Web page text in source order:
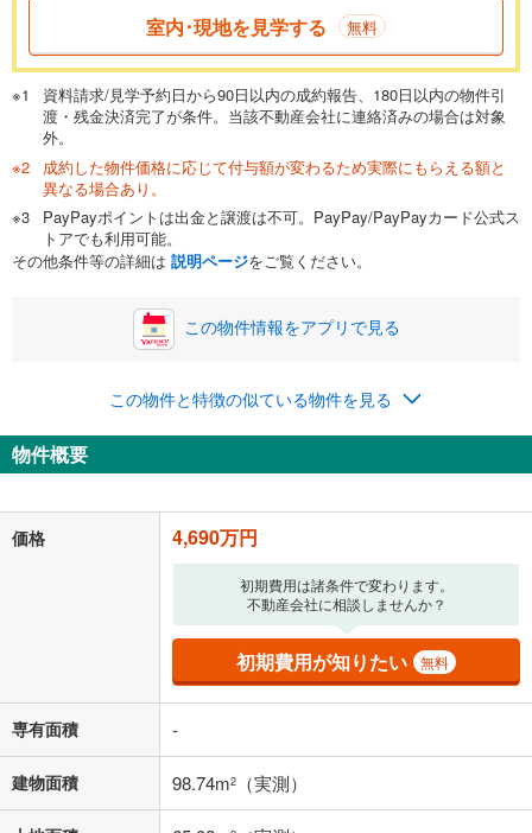
一般的には最長35年まで借り入れ可能です。多くの金融機関
が完済時の年齢は80歳までを条件としています。
閉じる
頭金 万円
0万円 4,690万円
自己資金から住宅購入にかけられる金額を入力してくださ
い。一般的には物件価格の2割までが目安です。
閉じる
ボーナス
万円
0円
ナス時の増額分（1回分）を入力してください。
ボーナス払いの限度額は金融機関によって異なります。
閉じる
月々の返済額
上、ご自身での入力をお願いいたします。初期設定で自動入力されてい
る値は、実際の金融機関等における貸出金利とは何ら関係がなく、実際
の金融機関等における貸出金利を何ら保証するものではありません。返
済方法「元利均等返済」にて算出しております。入力された金利を35年
適用した場合の計算結果を表示しています。
その他月額費用や、初期費用がかかります。ご注意ください。実際にお
借り入れの際は各金融機関等に、必ずご自身でご確認をお願いいたしま
す。
条件によってお借り入れができないことがあります。
不動産会社に購入相談をする
室内･現地を見学する 無料
資料請求/見学予約日から90日以内の成約報告、180日以内の物件引
渡・残金決済完了が条件。当該不動産会社に連絡済みの場合は対象
外。
成約した物件価格に応じて付与額が変わるため実際にもらえる額と
異なる場合あり。
PayPayポイントは出金と譲渡は不可。PayPay/PayPayカード公式ス
トアでも利用可能。
その他条件等の詳細は 説明ページをご覧ください。
この物件情報をアプリで見る
この物件と特徴の似ている物件を見る
物件概要
価格 4,690万円
初期費用は諸条件で変わります。
不動産会社に相談しませんか？
初期費用が知りたい 無料
専有面積 -
建物面積 98.74m2 （実測）